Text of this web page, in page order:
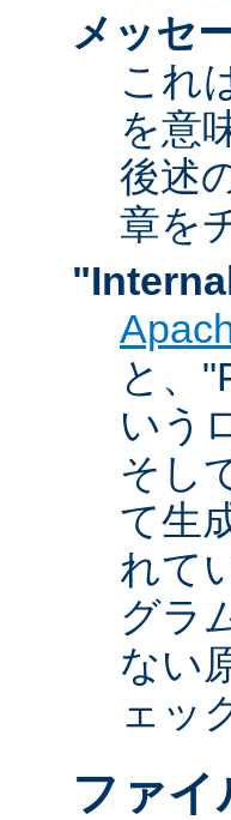
メッセ
これ
を意
後述
章を
と、
いう
そし
て生
れて
グラ
ない
ェッ
ファ